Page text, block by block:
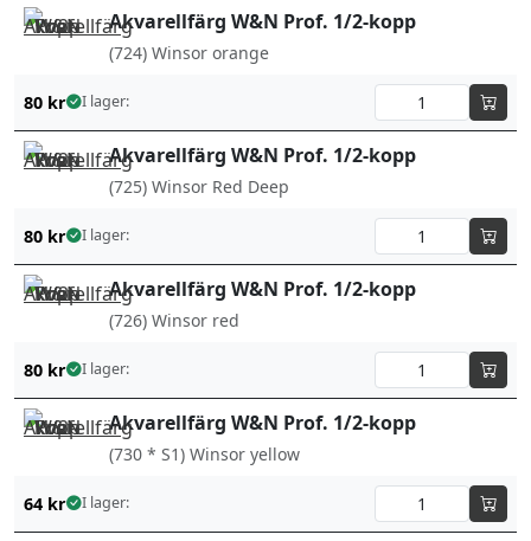
Akvarellfärg W&N Prof. 1/2-kopp
(724) Winsor orange
80 kr I lager:
Akvarellfärg W&N Prof. 1/2-kopp
(725) Winsor Red Deep
80 kr I lager:
Akvarellfärg W&N Prof. 1/2-kopp
(726) Winsor red
80 kr I lager:
Akvarellfärg W&N Prof. 1/2-kopp
(730 * S1) Winsor yellow
64 kr I lager: